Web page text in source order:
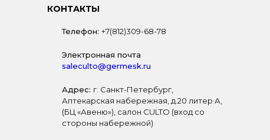
КОНТАКТЫ
Телефон: +7(812)309-68-78
Электронная почта
saleculto@germesk.ru
Адрес: г. Санкт-Петербург,
Аптекарская набережная, д.20 литер А,
(БЦ «Авеню»), салон CULTO (вход со
стороны набережной)